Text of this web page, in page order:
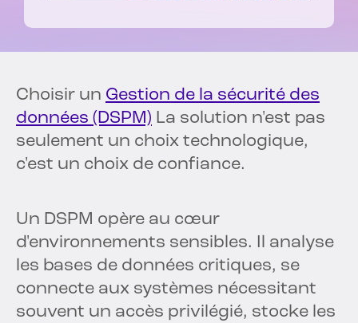
Choisir un Gestion de la sécurité des
données (DSPM) La solution n'est pas
seulement un choix technologique,
c'est un choix de confiance.
Un DSPM opère au cœur
d'environnements sensibles. Il analyse
les bases de données critiques, se
connecte aux systèmes nécessitant
souvent un accès privilégié, stocke les